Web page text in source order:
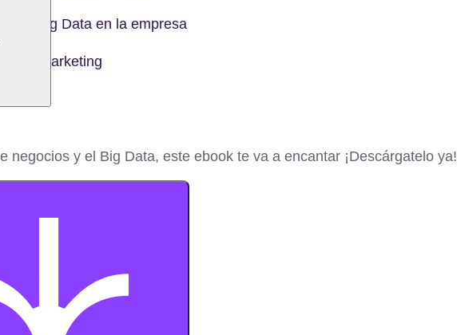
Big Data en la empresa
en marketing
negocios y el Big Data, este ebook te va a encantar ¡Descárgatelo ya!